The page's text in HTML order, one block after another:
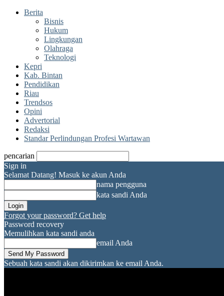
Berita
Bisnis
Hukum
Lingkungan
Olahraga
Teknologi
Kepri
Kab. Bintan
Pendidikan
Riau
Trendsos
Opini
Advertorial
Redaksi
Standar Perlindungan Profesi Wartawan
pencarian
Sign in
Selamat Datang! Masuk ke akun Anda
nama pengguna
kata sandi Anda
Forgot your password? Get help
Password recovery
Memulihkan kata sandi anda
email Anda
Sebuah kata sandi akan dikirimkan ke email Anda.